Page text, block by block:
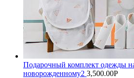
Подарочный комплект одежды
новорожденному2 3,500.00Р